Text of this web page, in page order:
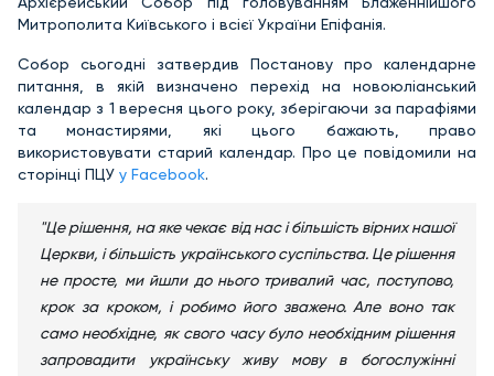
Митрополита Київського і всієї України Епіфанія.
Собор сьогодні затвердив Постанову про календарне
питання, в якій визначено перехід на новоюліанський
календар з 1 вересня цього року, зберігаючи за парафіями
та монастирями, які цього бажають, право
використовувати старий календар. Про це повідомили на
сторінці ПЦУ у Facebook.
"Це рішення, на яке чекає від нас і більшість вірних нашої
Церкви, і більшість українського суспільства. Це рішення
не просте, ми йшли до нього тривалий час, поступово,
крок за кроком, і робимо його зважено. Але воно так
само необхідне, як свого часу було необхідним рішення
запровадити українську живу мову в богослужінні